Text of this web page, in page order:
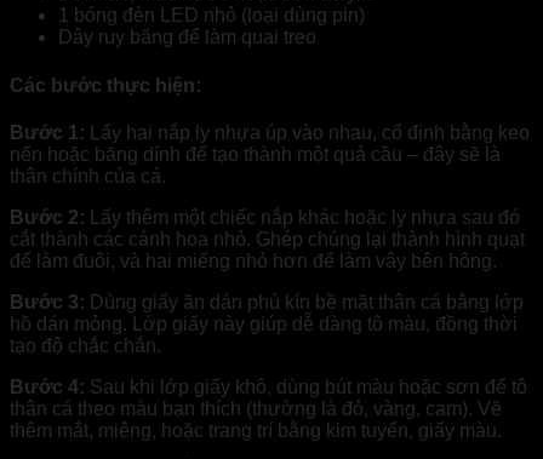
1 bóng đèn LED nhỏ (loại dùng pin)
Dây ruy băng để làm quai treo
Các bước thực hiện:
Bước 1: Lấy hai nắp ly nhựa úp vào nhau, cố định bằng keo
nến hoặc băng dính để tạo thành một quả cầu – đây sẽ là
thân chính của cá.
Bước 2: Lấy thêm một chiếc nắp khác hoặc ly nhựa sau đó
cắt thành các cánh hoa nhỏ. Ghép chúng lại thành hình quạt
để làm đuôi, và hai miếng nhỏ hơn để làm vây bên hông.
Bước 3: Dùng giấy ăn dán phủ kín bề mặt thân cá bằng lớp
hồ dán mỏng. Lớp giấy này giúp dễ dàng tô màu, đồng thời
tạo độ chắc chắn.
Bước 4: Sau khi lớp giấy khô, dùng bút màu hoặc sơn để tô
thân cá theo màu bạn thích (thường là đỏ, vàng, cam). Vẽ
thêm mắt, miệng, hoặc trang trí bằng kim tuyến, giấy màu.